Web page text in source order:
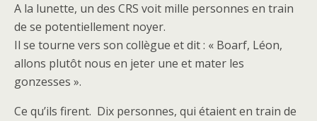
A la lunette, un des CRS voit mille personnes en train
de se potentiellement noyer.
Il se tourne vers son collègue et dit : « Boarf, Léon,
allons plutôt nous en jeter une et mater les
gonzesses ».
Ce qu’ils firent. Dix personnes, qui étaient en train de